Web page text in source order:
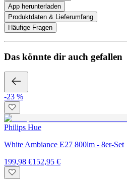
App herunterladen
Produktdaten & Lieferumfang
Häufige Fragen
Das könnte dir auch gefallen
-23 %
Philips Hue
White Ambiance E27 800lm - 8er-Set
199,98 €152,95 €